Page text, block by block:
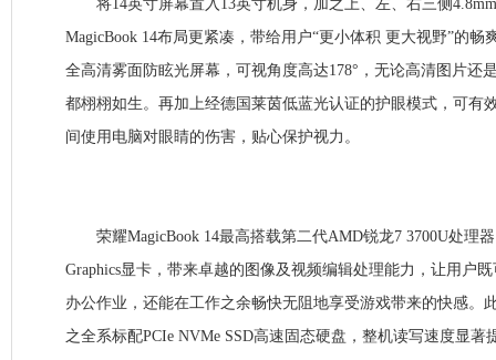
将14英寸屏幕置入13英寸机身，加之上、左、右三侧
MagicBook 14布局更紧凑，带给用户“更小体积 更大视野”的畅
全高清雾面防眩光屏幕，可视角度高达178°，无论高清图片还
都栩栩如生。再加上经德国莱茵低蓝光认证的护眼模式，可有
间使用电脑对眼睛的伤害，贴心保护视力。
荣耀MagicBook 14最高搭载第二代AMD锐龙7 3700U处理器
Graphics显卡，带来卓越的图像及视频编辑处理能力，让用户
办公作业，还能在工作之余畅快无阻地享受游戏带来的快感。
之全系标配PCIe NVMe SSD高速固态硬盘，整机读写速度显著